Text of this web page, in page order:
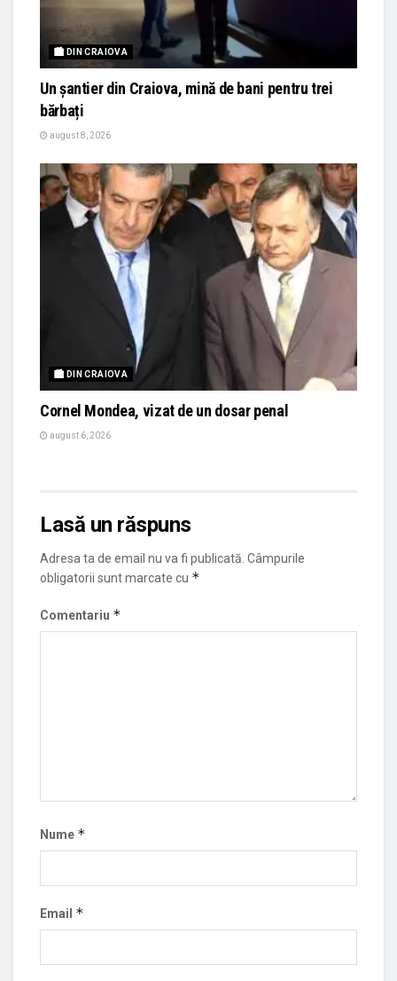
🏙 DIN CRAIOVA
Un șantier din Craiova, mină de bani pentru trei
bărbați
august 8, 2026
🏙 DIN CRAIOVA
Cornel Mondea, vizat de un dosar penal
august 6, 2026
Lasă un răspuns
Adresa ta de email nu va fi publicată. Câmpurile
obligatorii sunt marcate cu *
Comentariu *
Nume *
Email *